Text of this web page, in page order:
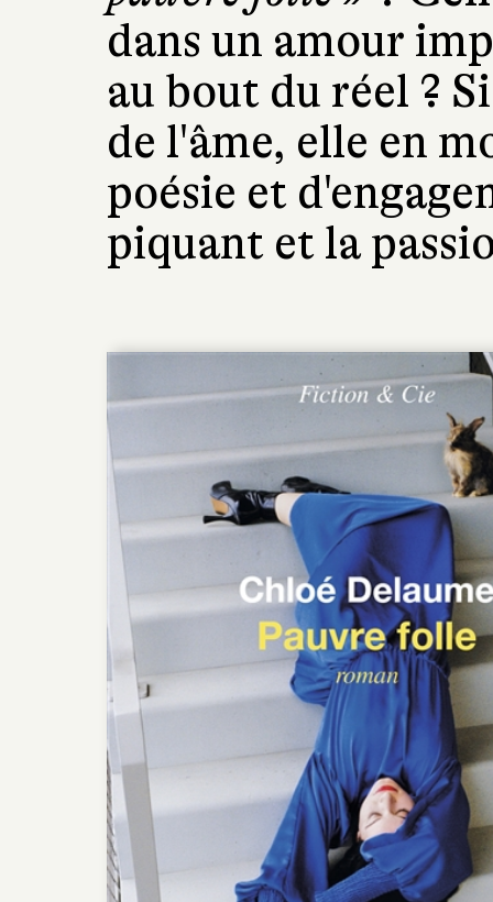
dans un amour
au bout du réel ?
de l'âme, elle en
poésie et
piquant et la